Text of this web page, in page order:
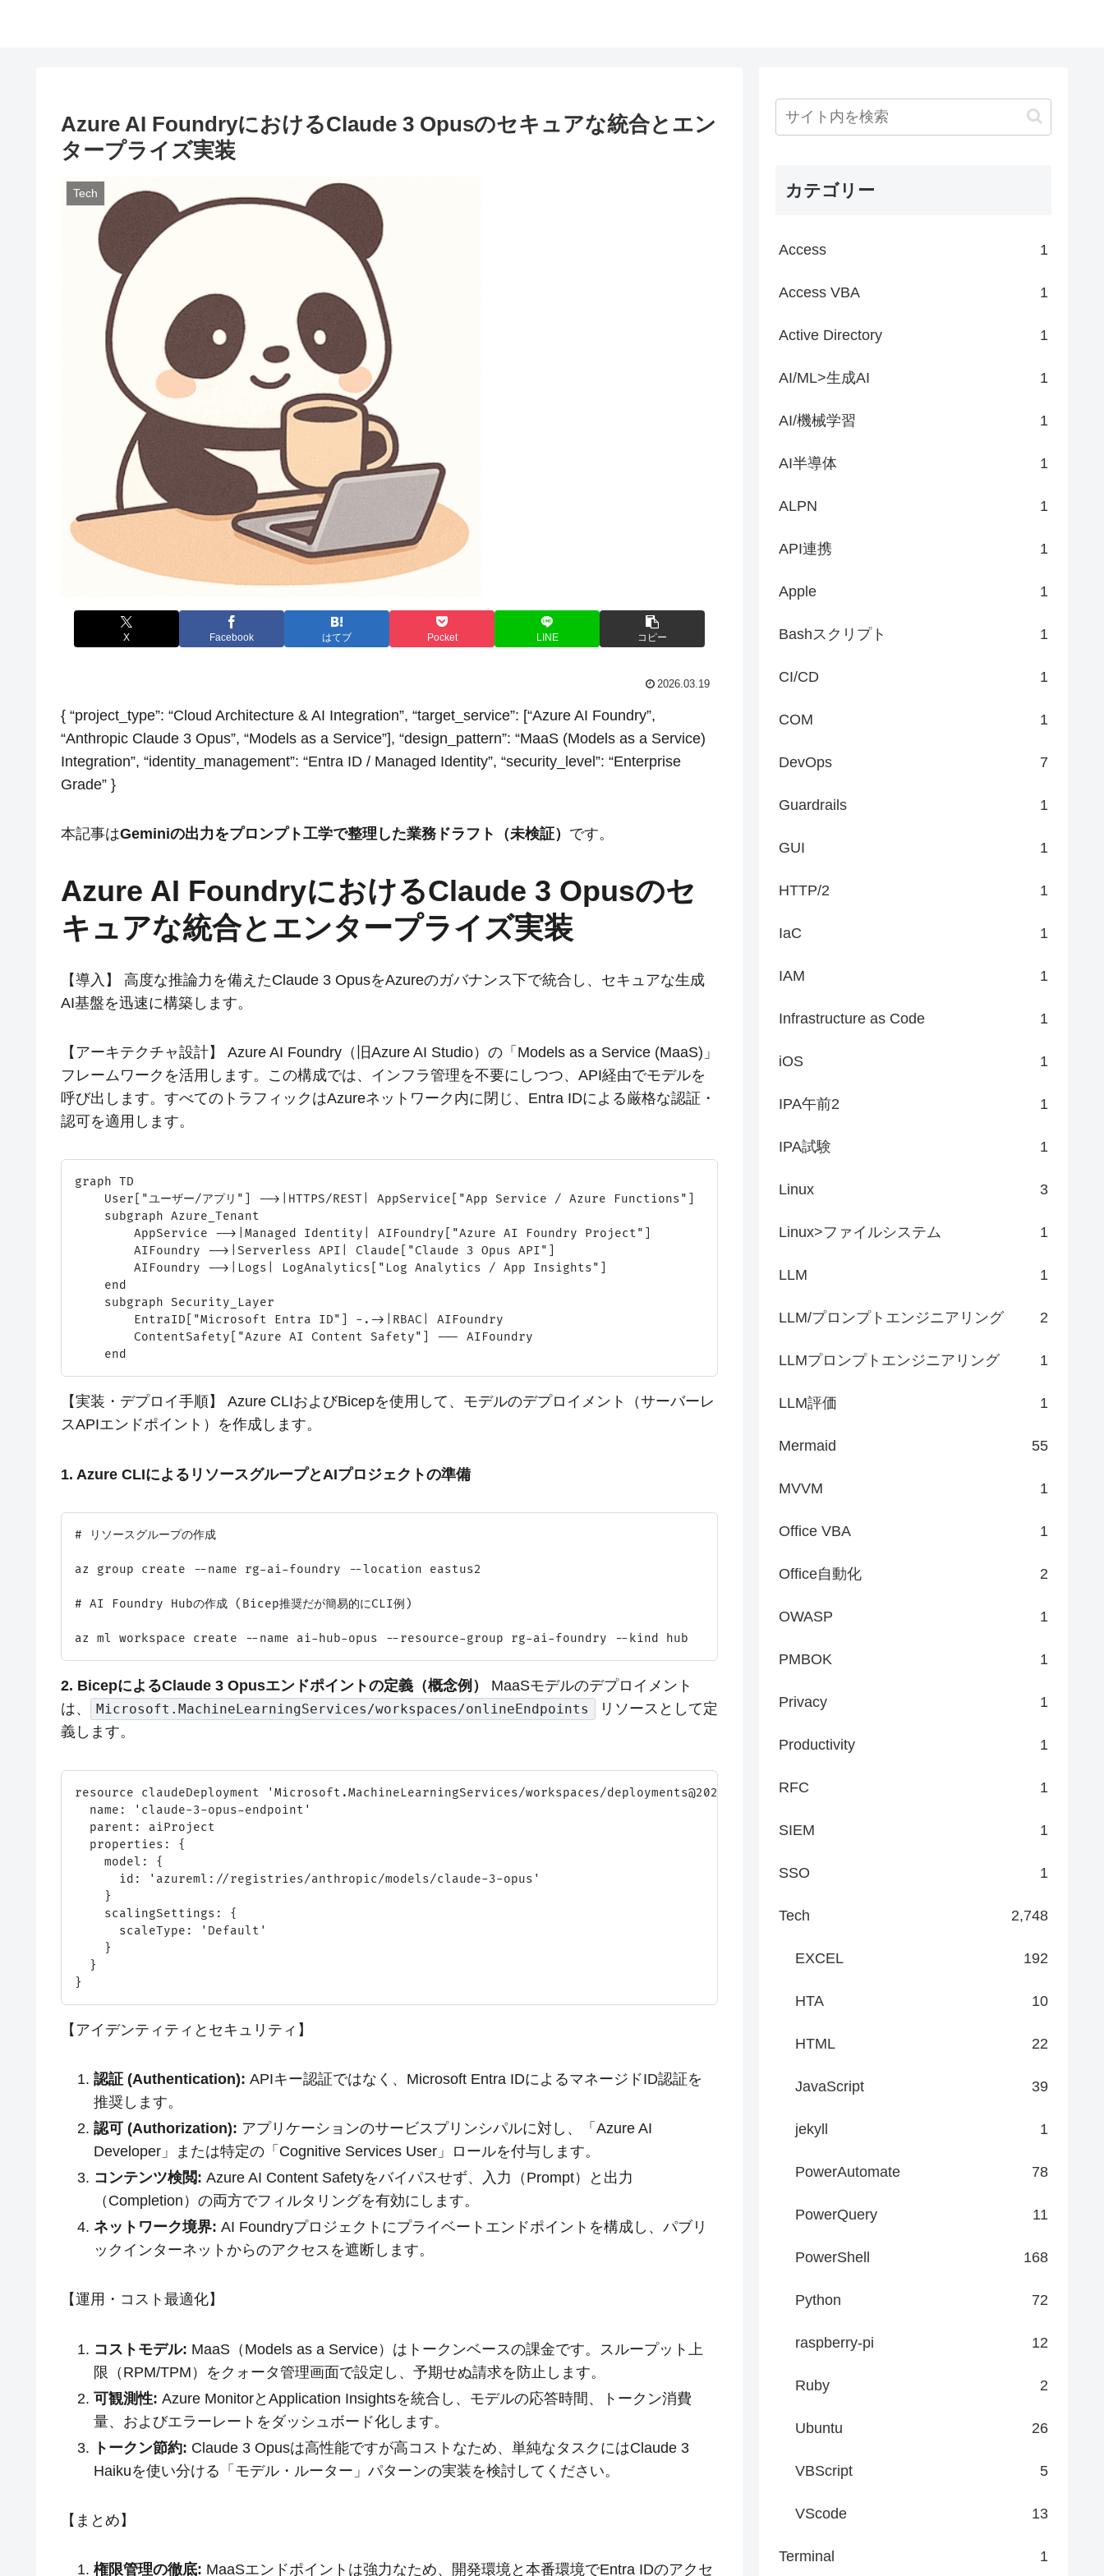
Azure AI FoundryにおけるClaude 3 Opusのセキュアな統合とエン
タープライズ実装
Tech
X Facebook はてブ Pocket LINE コピー
2026.03.19
{ “project_type”: “Cloud Architecture & AI Integration”, “target_service”: [“Azure AI Foundry”,
“Anthropic Claude 3 Opus”, “Models as a Service”], “design_pattern”: “MaaS (Models as a Service)
Integration”, “identity_management”: “Entra ID / Managed Identity”, “security_level”: “Enterprise
Grade” }
本記事はGeminiの出力をプロンプト工学で整理した業務ドラフト（未検証） です。
Azure AI FoundryにおけるClaude 3 Opusのセ
キュアな統合とエンタープライズ実装
【導入】 高度な推論力を備えたClaude 3 OpusをAzureのガバナンス下で統合し、セキュアな生成
AI基盤を迅速に構築します。
【アーキテクチャ設計】 Azure AI Foundry（旧Azure AI Studio）の「Models as a Service (MaaS)」
フレームワークを活用します。この構成では、インフラ管理を不要にしつつ、API経由でモデルを
呼び出します。すべてのトラフィックはAzureネットワーク内に閉じ、Entra IDによる厳格な認証・
認可を適用します。
graph TD
    User["ユーザー/アプリ"] -->|HTTPS/REST| AppService["App Service / Azure Functions"]
    subgraph Azure_Tenant
        AppService -->|Managed Identity| AIFoundry["Azure AI Foundry Project"]
        AIFoundry -->|Serverless API| Claude["Claude 3 Opus API"]
        AIFoundry -->|Logs| LogAnalytics["Log Analytics / App Insights"]
    end
    subgraph Security_Layer
        EntraID["Microsoft Entra ID"] -.->|RBAC| AIFoundry
        ContentSafety["Azure AI Content Safety"] --- AIFoundry
【実装・デプロイ手順】 Azure CLIおよびBicepを使用して、モデルのデプロイメント（サーバーレ
スAPIエンドポイント）を作成します。
1. Azure CLIによるリソースグループとAIプロジェクトの準備
# リソースグループの作成
az group create --name rg-ai-foundry --location eastus2
# AI Foundry Hubの作成 (Bicep推奨だが簡易的にCLI例)
2. BicepによるClaude 3 Opusエンドポイントの定義（概念例）
MaaSモデルのデプロイメント
は、
Microsoft.MachineLearningServices/workspaces/onlineEndpoints
リソースとして定
義します。
resource claudeDeployment 'Microsoft.MachineLearningServices/workspaces/deployments@2023-10-01' = {
  name: 'claude-3-opus-endpoint'
  parent: aiProject
  properties: {
    model: {
      id: 'azureml://registries/anthropic/models/claude-3-opus'
    }
    scalingSettings: {
      scaleType: 'Default'
    }
  }
【アイデンティティとセキュリティ】
認証 (Authentication): APIキー認証ではなく、Microsoft Entra IDによるマネージドID認証を
推奨します。
認可 (Authorization): アプリケーションのサービスプリンシパルに対し、「Azure AI
Developer」または特定の「Cognitive Services User」ロールを付与します。
コンテンツ検閲: Azure AI Content Safetyをバイパスせず、入力（Prompt）と出力
（Completion）の両方でフィルタリングを有効にします。
ネットワーク境界: AI Foundryプロジェクトにプライベートエンドポイントを構成し、パブリ
ックインターネットからのアクセスを遮断します。
【運用・コスト最適化】
コストモデル: MaaS（Models as a Service）はトークンベースの課金です。スループット上
限（RPM/TPM）をクォータ管理画面で設定し、予期せぬ請求を防止します。
可観測性: Azure MonitorとApplication Insightsを統合し、モデルの応答時間、トークン消費
量、およびエラーレートをダッシュボード化します。
トークン節約: Claude 3 Opusは高性能ですが高コストなため、単純なタスクにはClaude 3
Haikuを使い分ける「モデル・ルーター」パターンの実装を検討してください。
【まとめ】
権限管理の徹底: MaaSエンドポイントは強力なため、開発環境と本番環境でEntra IDのアクセ
カテゴリー
Access 1
Access VBA 1
Active Directory 1
AI/ML>生成AI 1
AI/機械学習 1
AI半導体 1
ALPN 1
API連携 1
Apple 1
Bashスクリプト 1
CI/CD 1
COM 1
DevOps 7
Guardrails 1
GUI 1
HTTP/2 1
IaC 1
IAM 1
Infrastructure as Code 1
iOS 1
IPA午前2 1
IPA試験 1
Linux 3
Linux>ファイルシステム 1
LLM 1
LLM/プロンプトエンジニアリング 2
LLMプロンプトエンジニアリング 1
LLM評価 1
Mermaid 55
MVVM 1
Office VBA 1
Office自動化 2
OWASP 1
PMBOK 1
Privacy 1
Productivity 1
RFC 1
SIEM 1
SSO 1
Tech 2,748
EXCEL 192
HTA 10
HTML 22
JavaScript 39
jekyll 1
PowerAutomate 78
PowerQuery 11
PowerShell 168
Python 72
raspberry-pi 12
Ruby 2
Ubuntu 26
VBScript 5
VScode 13
Terminal 1